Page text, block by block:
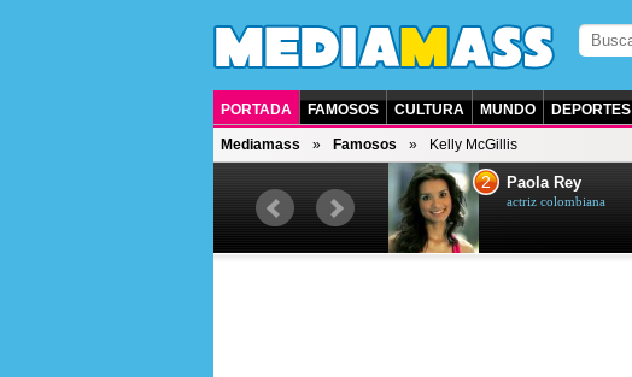
PORTADA FAMOSOS CULTURA MUNDO DEPORTES
Mediamass Famosos Kelly McGillis
actor y presentador de televisión
2 Paola Rey
actriz colombiana